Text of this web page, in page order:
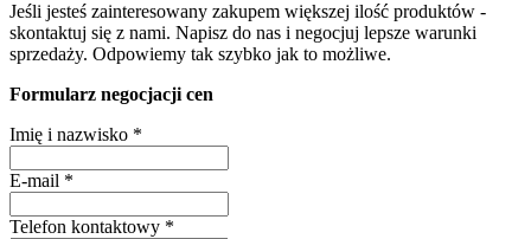
Jeśli jesteś zainteresowany zakupem większej ilość produktów -
skontaktuj się z nami. Napisz do nas i negocjuj lepsze warunki
sprzedaży. Odpowiemy tak szybko jak to możliwe.
Formularz negocjacji cen
Imię i nazwisko *
E-mail *
Telefon kontaktowy *